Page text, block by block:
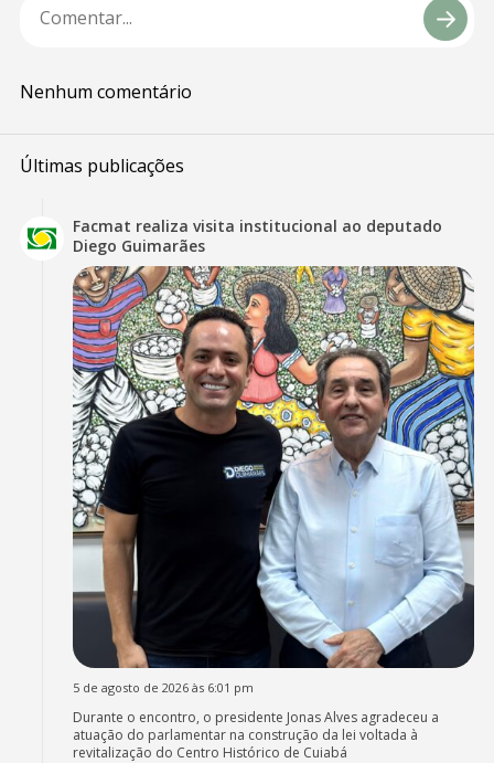
Nenhum comentário
Últimas publicações
Facmat realiza visita institucional ao deputado
Diego Guimarães
5 de agosto de 2026 às 6:01 pm
Durante o encontro, o presidente Jonas Alves agradeceu a
atuação do parlamentar na construção da lei voltada à
revitalização do Centro Histórico de Cuiabá